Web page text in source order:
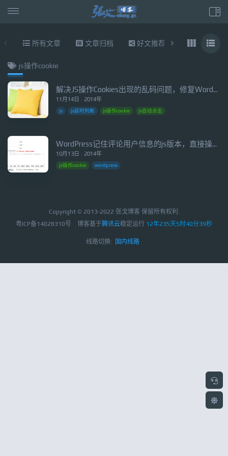
所有文章 文章归档 好文推荐 东拉西扯
js操作cookie
11月14日 · 2014年
解决JS操作Cookies出现的乱码问题，修复WordPress评论乱码
js js延时判断 js操作cookie js自动点击
10月13日 · 2014年
WordPress记住评论用户信息的js版本，直接操作cookie无视缓存
js操作cookie wordpress
Copyright © 2013-2022 张戈博客 保留所有权利.
粤ICP备14028310号
博客基于腾讯云稳定运行 12年235天5时40分39秒
线路切换: 国内线路